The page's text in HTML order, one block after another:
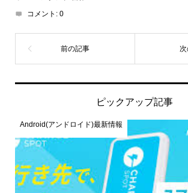
コメント: 0
ピックアップ記事
Android(アンドロイド)最新情報